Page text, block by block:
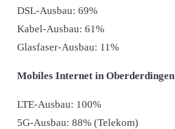
DSL-Ausbau: 69%
Kabel-Ausbau: 61%
Glasfaser-Ausbau: 11%
Mobiles Internet in Oberderdingen
LTE-Ausbau: 100%
5G-Ausbau: 88% (Telekom)